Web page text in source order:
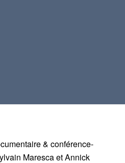
& conférence-
Maresca et Annick